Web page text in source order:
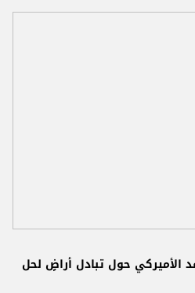
الأميركي حول تبادل أراضٍ لحل